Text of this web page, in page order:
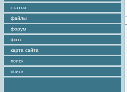
статьи
файлы
форум
фото
карта сайта
поиск
поиск